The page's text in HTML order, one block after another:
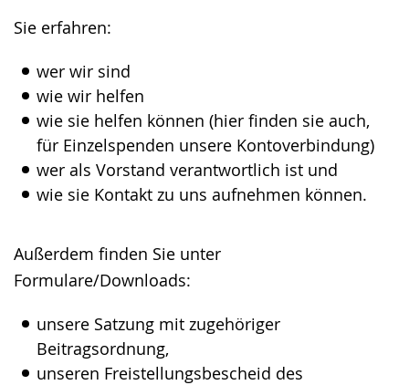
Sie erfahren:
wer wir sind
wie wir helfen
wie sie helfen können (hier finden sie auch,
für Einzelspenden unsere Kontoverbindung)
wer als Vorstand verantwortlich ist und
wie sie Kontakt zu uns aufnehmen können.
Außerdem finden Sie unter
Formulare/Downloads:
unsere Satzung mit zugehöriger
Beitragsordnung,
unseren Freistellungsbescheid des